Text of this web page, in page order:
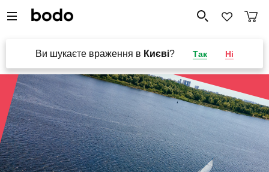
Ви шукаєте враження в Києві? Так Ні